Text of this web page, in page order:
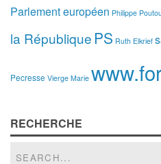
Parlement européen Philippe
la République PS Ruth Elkrief
Pecresse Vierge Marie
RECHERCHE